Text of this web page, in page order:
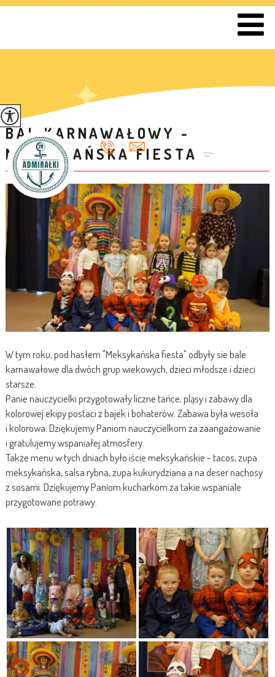
BAL KARNAWAŁOWY -
MEKSYKAŃSKA FIESTA
W tym roku, pod hasłem "Meksykańska fiesta" odbyły sie bale
karnawałowe dla dwóch grup wiekowych, dzieci młodsze i dzieci
starsze.
Panie nauczycielki przygotowały liczne tańce, pląsy i zabawy dla
kolorowej ekipy postaci z bajek i bohaterów. Zabawa była wesoła
i kolorowa. Dziękujemy Paniom nauczycielkom za zaangażowanie
i gratulujemy wspaniałej atmosfery.
Także menu w tych dniach było iście meksykańskie - tacos, zupa
meksykańska, salsa rybna, zupa kukurydziana a na deser nachosy
z sosami. Dziękujemy Paniom kucharkom za takie wspaniale
przygotowane potrawy.